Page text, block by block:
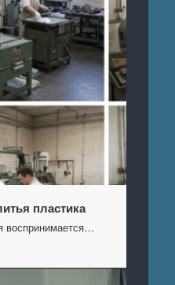
пластика
воспринимается…